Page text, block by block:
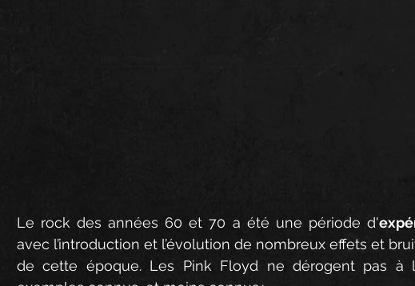
Le rock des années 60 et 70 a été une période d'
avec l’introduction et l’évolution de nombreux effets et
de cette époque. Les Pink Floyd ne dérogent pas à